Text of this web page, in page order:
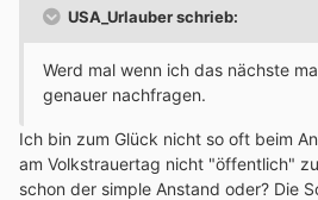
USA_Urlauber schrieb:
Werd mal wenn ich das nächste
genauer nachfragen.
Ich bin zum Glück nicht so oft beim
am Volkstrauertag nicht "öffentlich"
schon der simple Anstand oder? Die